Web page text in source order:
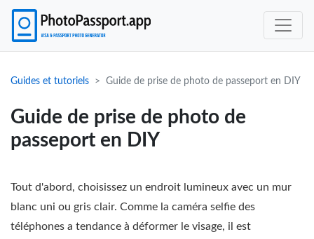
Guides et tutoriels Guide de prise de photo de passeport en DIY
Guide de prise de photo de
passeport en DIY
Tout d'abord, choisissez un endroit lumineux avec un mur
blanc uni ou gris clair. Comme la caméra selfie des
téléphones a tendance à déformer le visage, il est